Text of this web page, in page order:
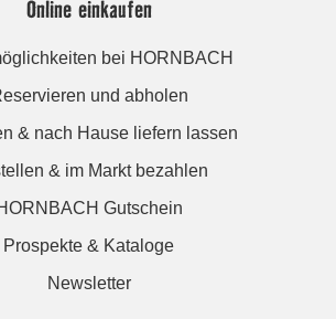
Online einkaufen
bei HORNBACH
und abholen
& nach Hause liefern lassen
& im Markt bezahlen
Gutschein
Prospekte & Kataloge
Newsletter